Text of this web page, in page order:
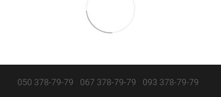
050 378-79-79 067 378-79-79 093 378-79-79